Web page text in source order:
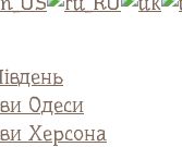
Одеси
Херсона